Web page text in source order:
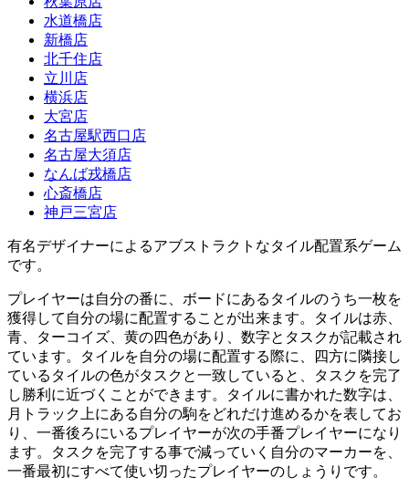
水道橋店
新橋店
北千住店
立川店
横浜店
大宮店
名古屋駅西口店
名古屋大須店
なんば戎橋店
心斎橋店
神戸三宮店
有名デザイナーによるアブストラクトなタイル配置系ゲーム
です。
プレイヤーは自分の番に、ボードにあるタイルのうち一枚を
獲得して自分の場に配置することが出来ます。タイルは赤、
青、ターコイズ、黄の四色があり、数字とタスクが記載され
ています。タイルを自分の場に配置する際に、四方に隣接し
ているタイルの色がタスクと一致していると、タスクを完了
し勝利に近づくことができます。タイルに書かれた数字は、
月トラック上にある自分の駒をどれだけ進めるかを表してお
り、一番後ろにいるプレイヤーが次の手番プレイヤーになり
ます。タスクを完了する事で減っていく自分のマーカーを、
一番最初にすべて使い切ったプレイヤーのしょうりです。